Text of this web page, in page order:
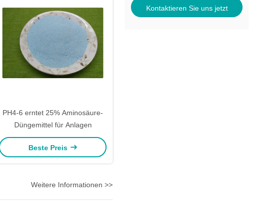
Kontaktieren Sie uns jetzt
PH4-6 erntet 25% Aminosäure-
Düngemittel für Anlagen
Beste Preis
Weitere Informationen >>